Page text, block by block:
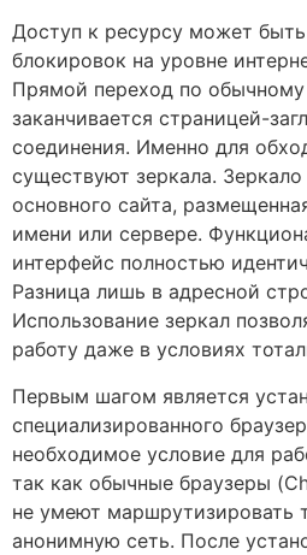
Доступ к ресурсу может быть
блокировок на уровне
Прямой переход по
заканчивается страницей-
соединения. Именно для
существуют зеркала.
основного сайта,
имени или сервере.
интерфейс полностью
Разница лишь в адресной
Использование зеркал
работу даже в условиях
Первым шагом является
специализированного
необходимое условие для
так как обычные браузеры
не умеют маршрутизировать
анонимную сеть. После